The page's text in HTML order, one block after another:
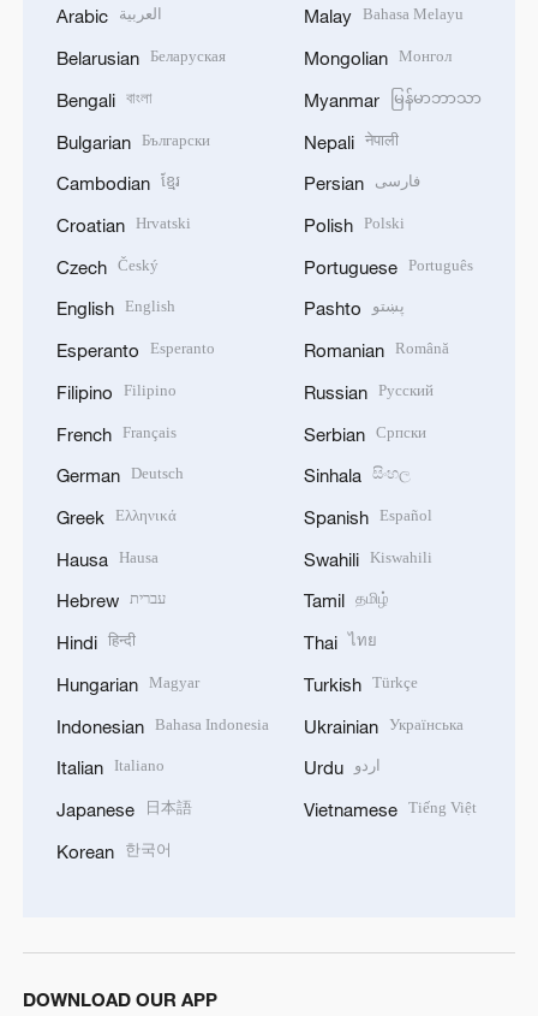
Arabic العربية
Belarusian Беларуская
Bengali বাংলা
Bulgarian Български
Cambodian ខ្មែរ
Croatian Hrvatski
Czech Český
English English
Esperanto Esperanto
Filipino Filipino
French Français
German Deutsch
Greek Ελληνικά
Hausa Hausa
Hebrew עברית
Hindi हिन्दी
Hungarian Magyar
Indonesian Bahasa Indonesia
Italian Italiano
Japanese 日本語
Korean 한국어
Malay Bahasa Melayu
Mongolian Монгол
Myanmar မြန်မာဘာသာ
Nepali नेपाली
Persian فارسی
Polish Polski
Portuguese Português
Pashto پښتو
Romanian Română
Russian Русский
Serbian Српски
Sinhala සිංහල
Spanish Español
Swahili Kiswahili
Tamil தமிழ்
Thai ไทย
Turkish Türkçe
Ukrainian Українська
Urdu اردو
Vietnamese Tiếng Việt
DOWNLOAD OUR APP